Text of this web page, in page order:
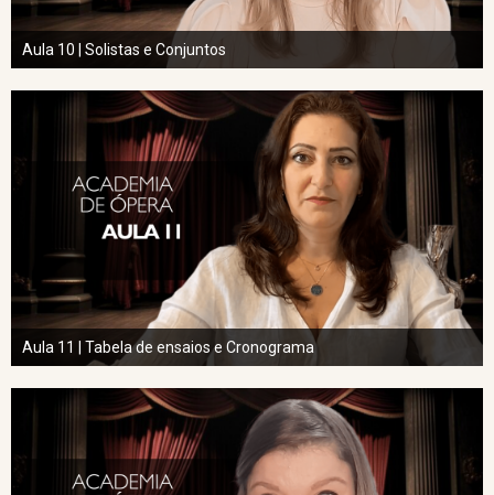
Aula 10 | Solistas e Conjuntos
Aula 11 | Tabela de ensaios e Cronograma